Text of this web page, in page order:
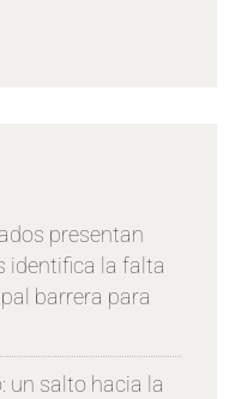
presentan
identifica la falta
barrera para
un salto hacia la